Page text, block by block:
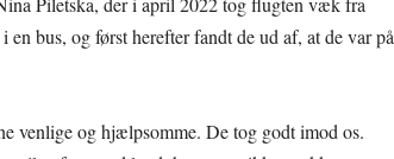
bus, og først herefter fandt de ud af, at de var på
venlige og hjælpsomme. De tog godt imod os.